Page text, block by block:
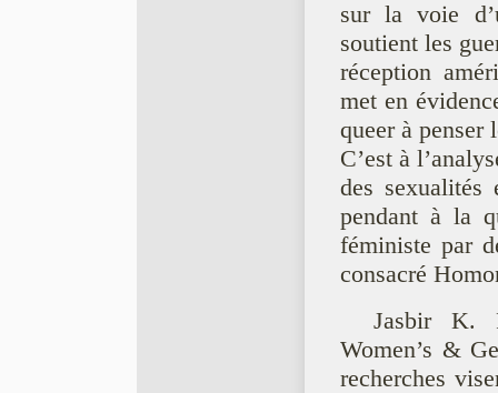
sur la voie
soutient les
réception
met en
queer à penser
C’est à
des
pendant à la
féministe par
consacré
Jasbir K.
Women’s &
recherches